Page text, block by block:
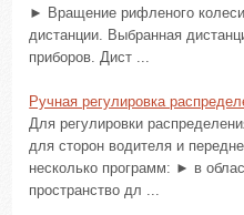
► Вращение рифленого
дистанции. Выбранная
приборов. Дист ...
Ручная регулировка
Для регулировки
для сторон водителя и
несколько программ: ► в
пространство дл ...